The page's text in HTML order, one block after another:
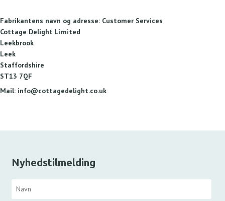
Fabrikantens navn og adresse: Customer Services
Cottage Delight Limited
Leekbrook
Leek
Staffordshire
ST13 7QF
Mail: info@cottagedelight.co.uk
Nyhedstilmelding